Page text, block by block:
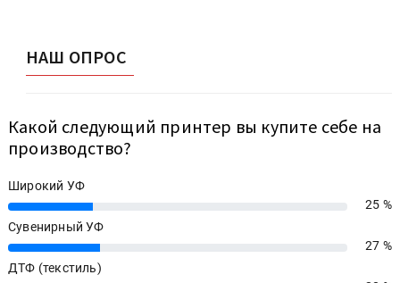
НАШ ОПРОС
Какой следующий принтер вы купите себе на
производство?
Широкий УФ
25%
25 %
Сувенирный УФ
27%
27 %
ДТФ (текстиль)